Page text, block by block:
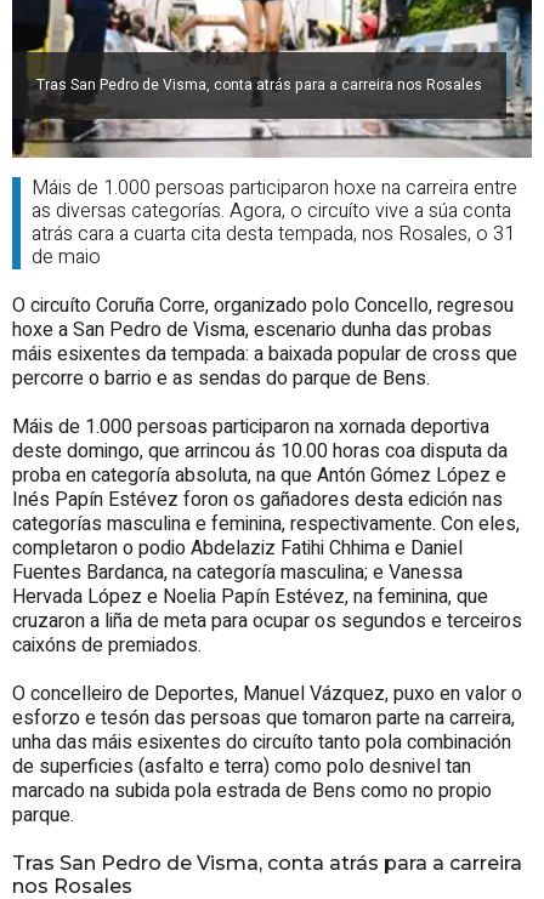
Tras San Pedro de Visma, conta atrás para a carreira nos Rosales
Máis de 1.000 persoas participaron hoxe na carreira entre
as diversas categorías. Agora, o circuíto vive a súa conta
atrás cara a cuarta cita desta tempada, nos Rosales, o 31
de maio
O circuíto Coruña Corre, organizado polo Concello, regresou
hoxe a San Pedro de Visma, escenario dunha das probas
máis esixentes da tempada: a baixada popular de cross que
percorre o barrio e as sendas do parque de Bens.
Máis de 1.000 persoas participaron na xornada deportiva
deste domingo, que arrincou ás 10.00 horas coa disputa da
proba en categoría absoluta, na que Antón Gómez López e
Inés Papín Estévez foron os gañadores desta edición nas
categorías masculina e feminina, respectivamente. Con eles,
completaron o podio Abdelaziz Fatihi Chhima e Daniel
Fuentes Bardanca, na categoría masculina; e Vanessa
Hervada López e Noelia Papín Estévez, na feminina, que
cruzaron a liña de meta para ocupar os segundos e terceiros
caixóns de premiados.
O concelleiro de Deportes, Manuel Vázquez, puxo en valor o
esforzo e tesón das persoas que tomaron parte na carreira,
unha das máis esixentes do circuíto tanto pola combinación
de superficies (asfalto e terra) como polo desnivel tan
marcado na subida pola estrada de Bens como no propio
parque.
Tras San Pedro de Visma, conta atrás para a carreira
nos Rosales